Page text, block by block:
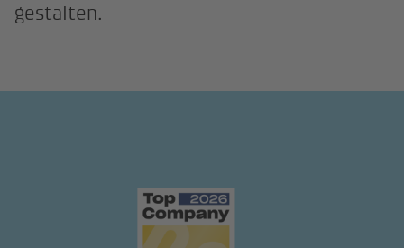
gestalten.